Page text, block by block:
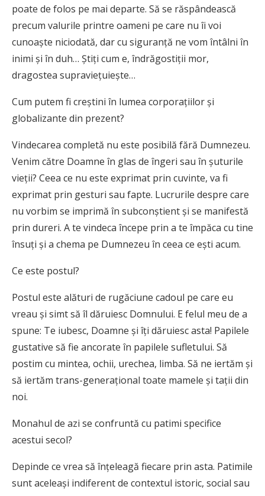
poate de folos pe mai departe. Să se răspândească
precum valurile printre oameni pe care nu îi voi
cunoaște niciodată, dar cu siguranță ne vom întâlni în
inimi și în duh… Știți cum e, îndrăgostiții mor,
dragostea supraviețuiește…
Cum putem fi creștini în lumea corporațiilor și
globalizante din prezent?
Vindecarea completă nu este posibilă fără Dumnezeu.
Venim către Doamne în glas de îngeri sau în șuturile
vieții? Ceea ce nu este exprimat prin cuvinte, va fi
exprimat prin gesturi sau fapte. Lucrurile despre care
nu vorbim se imprimă în subconștient și se manifestă
prin dureri. A te vindeca începe prin a te împăca cu tine
însuți și a chema pe Dumnezeu în ceea ce ești acum.
Ce este postul?
Postul este alături de rugăciune cadoul pe care eu
vreau și simt să îl dăruiesc Domnului. E felul meu de a
spune: Te iubesc, Doamne și îți dăruiesc asta! Papilele
gustative să fie ancorate în papilele sufletului. Să
postim cu mintea, ochii, urechea, limba. Să ne iertăm și
să iertăm trans-generațional toate mamele și tații din
noi.
Monahul de azi se confruntă cu patimi specifice
acestui secol?
Depinde ce vrea să înțeleagă fiecare prin asta. Patimile
sunt aceleași indiferent de contextul istoric, social sau